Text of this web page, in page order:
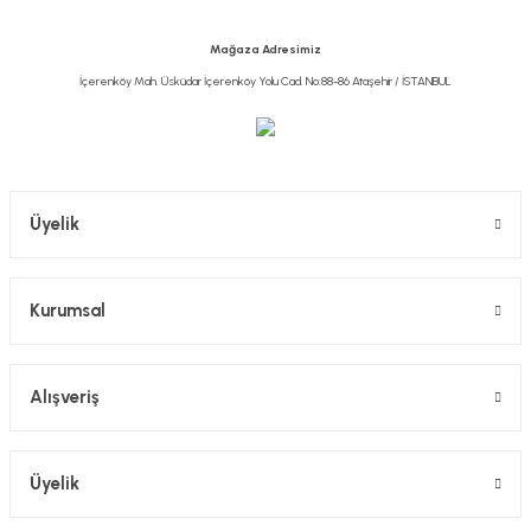
ARYILDIZ
Mağaza Adresimiz
İçerenköy Mah. Üsküdar İçerenköy Yolu Cad. No:88-86 Ataşehir / İSTANBUL
Üyelik
Kurumsal
Alışveriş
Üyelik